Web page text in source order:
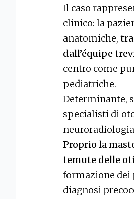
Il caso
clinico: la
anatomiche,
dall’équipe
centro come
pediatriche.
Determinante,
specialisti di
Proprio la
temute delle
formazione dei
diagnosi